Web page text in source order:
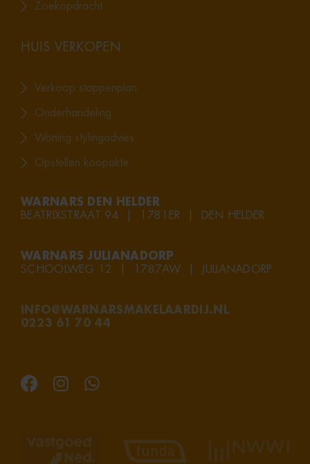
Zoekopdracht
HUIS VERKOPEN
Verkoop stappenplan
Onderhandeling
Woning stylingadvies
Opstellen koopakte
WARNARS DEN HELDER
BEATRIXSTRAAT 94 | 1781ER | DEN HELDER
WARNARS JULIANADORP
SCHOOLWEG 12 | 1787AW | JULIANADORP
INFO@WARNARSMAKELAARDIJ.NL
0223 61 70 44